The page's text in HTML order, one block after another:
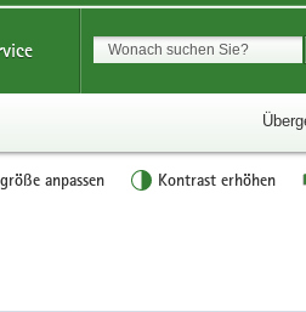
anpassen Kontrast erhöhen